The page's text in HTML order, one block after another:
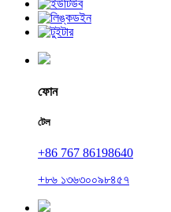
ফোন
টেল
+86 767 86198640
+৮৬ ১৩৬৩০০৯৮৪৫৭